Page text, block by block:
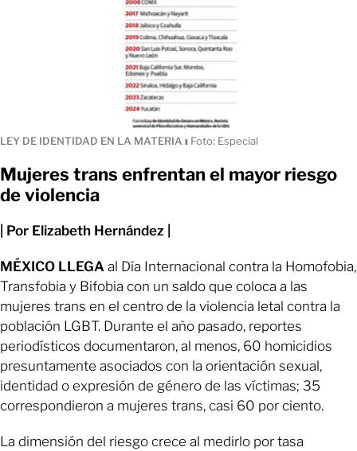
LEY DE IDENTIDAD EN LA MATERIA ı Foto: Especial
Mujeres trans enfrentan el mayor riesgo
de violencia
| Por Elizabeth Hernández |
MÉXICO LLEGA al Día Internacional contra la Homofobia,
Transfobia y Bifobia con un saldo que coloca a las
mujeres trans en el centro de la violencia letal contra la
población LGBT. Durante el año pasado, reportes
periodísticos documentaron, al menos, 60 homicidios
presuntamente asociados con la orientación sexual,
identidad o expresión de género de las víctimas; 35
correspondieron a mujeres trans, casi 60 por ciento.
La dimensión del riesgo crece al medirlo por tasa